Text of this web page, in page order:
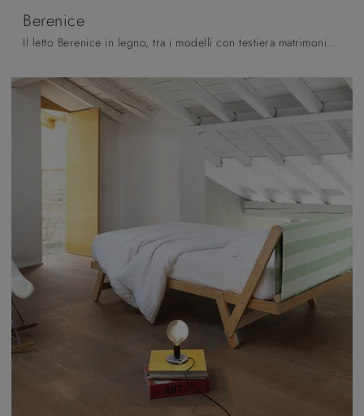
Berenice
Il letto Berenice in legno, tra i modelli con testiera matrimoniali moderni di Fratelli Mirandola, è perfetto per assicurarti il relax totale.